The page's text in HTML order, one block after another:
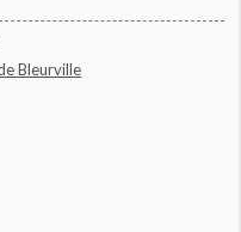
Bleurville